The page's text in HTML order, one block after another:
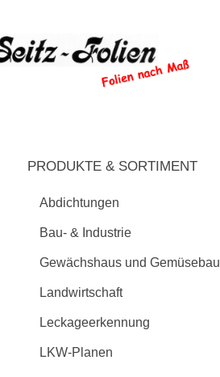
PRODUKTE & SORTIMENT
Abdichtungen
Bau- & Industrie
Gewächshaus und Gemüsebau
Landwirtschaft
Leckageerkennung
LKW-Planen